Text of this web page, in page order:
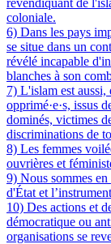
revendiquant de
coloniale.
6) Dans les pays
se situe dans un
révélé incapable
blanches à son
7) L'islam est
opprimé·e·s, issus
dominés, victimes
discriminations de
8) Les femmes
ouvrières et
9) Nous sommes
d'État et
10) Des actions et
démocratique ou
organisations se